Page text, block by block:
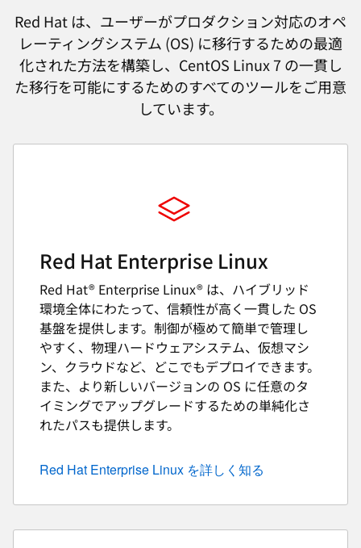
Red Hat は、ユーザーがプロダクション対応のオペ
レーティングシステム (OS) に移行するための最適
化された方法を構築し、CentOS Linux 7 の一貫し
た移行を可能にするためのすべてのツールをご用意
しています。
Red Hat Enterprise Linux
Red Hat® Enterprise Linux® は、ハイブリッド
環境全体にわたって、信頼性が高く一貫した OS
基盤を提供します。制御が極めて簡単で管理し
やすく、物理ハードウェアシステム、仮想マシ
ン、クラウドなど、どこでもデプロイできます。
また、より新しいバージョンの OS に任意のタ
イミングでアップグレードするための単純化さ
れたパスも提供します。
Red Hat Enterprise Linux を詳しく知る